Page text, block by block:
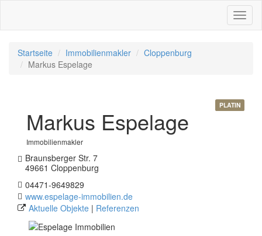
Startseite Immobilienmakler
Cloppenburg
Markus Espelage
Markus Espelage
PLATIN
Immobilienmakler
Braunsberger Str. 7
49661 Cloppenburg
04471-9649829
www.espelage-immobilien.de
Aktuelle Objekte | Referenzen